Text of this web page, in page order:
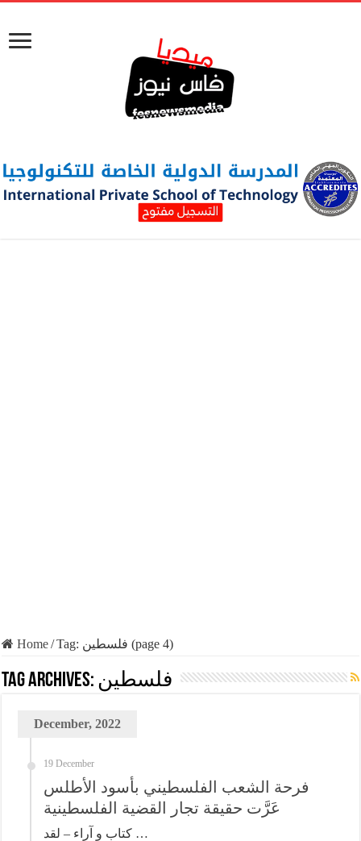
Home/Tag: فلسطين (page 4)
Tag Archives: فلسطين
December, 2022
19 December
فرحة الشعب الفلسطيني بأسود الأطلس
عَرَّت حقيقة تجار القضية الفلسطينية
كتاب و آراء – لقد …